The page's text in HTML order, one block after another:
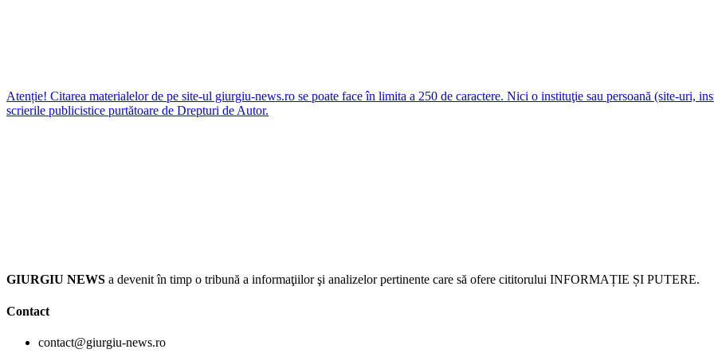
Atenție! Citarea materialelor de pe site-ul giurgiu-news.ro se poate face în limita a 250 de caractere. Nici o instituţie sau persoană (site-uri,
scrierile publicistice purtătoare de Drepturi de Autor.
GIURGIU NEWS a devenit în timp o tribună a informaţiilor şi analizelor pertinente care să ofere cititorului INFORMAȚIE ȘI PUTERE.
Contact
contact@giurgiu-news.ro